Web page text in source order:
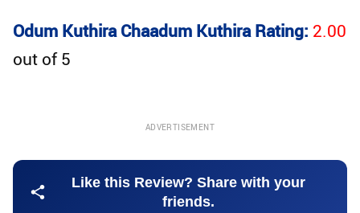
Odum Kuthira Chaadum Kuthira Rating: 2.00
out of5
ADVERTISEMENT
Like this Review? Share with your
friends.